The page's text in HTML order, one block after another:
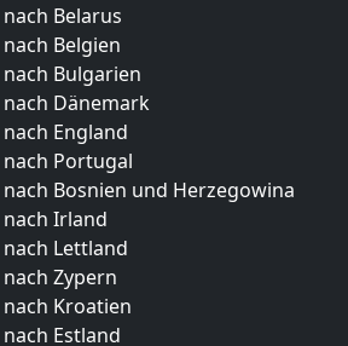
Belarus
Belgien
Bulgarien
Dänemark
England
Portugal
Bosnien und Herzegowina
Irland
Lettland
Zypern
Kroatien
Estland